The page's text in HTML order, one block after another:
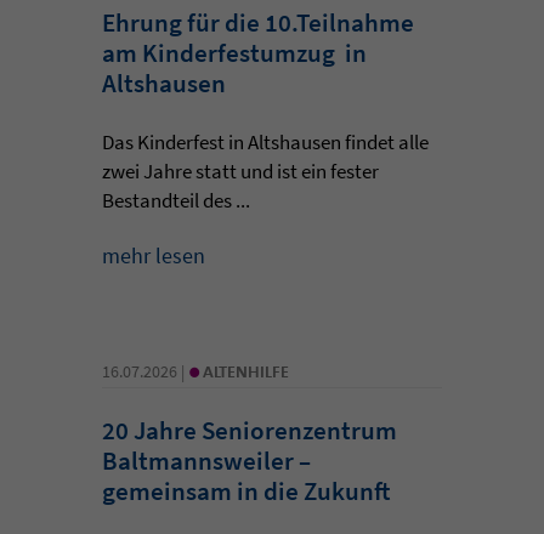
Ehrung für die 10.Teilnahme
am Kinderfestumzug in
Altshausen
Das Kinderfest in Altshausen findet alle
zwei Jahre statt und ist ein fester
Bestandteil des ...
mehr lesen
16.07.2026 | • ALTENHILFE
20 Jahre Seniorenzentrum
Baltmannsweiler –
gemeinsam in die Zukunft